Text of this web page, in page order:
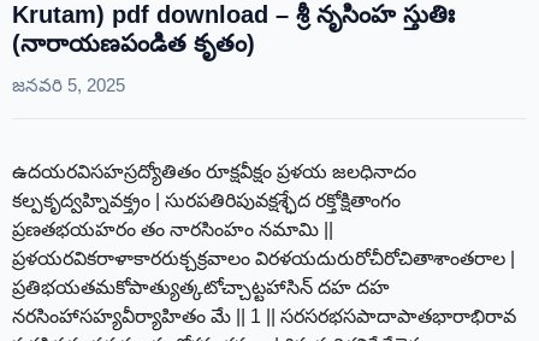
Krutam) pdf download – శ్రీ నృసింహ స్తుతిః
(నారాయణపండిత కృతం)
జనవరి 5, 2025
ఉదయరవిసహస్రద్యోతితం రూక్షవీక్షం ప్రళయ జలధినాదం
కల్పకృద్వహ్నివక్త్రం | సురపతిరిపువక్షశ్ఛేద రక్తోక్షితాంగం
ప్రణతభయహరం తం నారసింహం నమామి ||
ప్రళయరవికరాళాకారరుక్చక్రవాలం విరళయదురురోచీరోచితాశాంతరాల |
ప్రతిభయతమకోపాత్యుత్కటోచ్చాట్టహాసిన్ దహ దహ
నరసింహాసహ్యవీర్యాహితం మే || 1 || సరసరభసపాదాపాతభారాభిరావ